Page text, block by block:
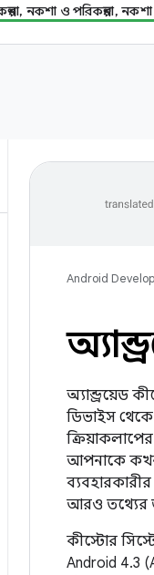
নকশা ও পরিকল্পনা, নকশা
Android
অ্যান্ড্রয়েড
ডিভাইস
আপনাকে কখন
আরও তথ্যের
কীস্টোর
Android 4.3